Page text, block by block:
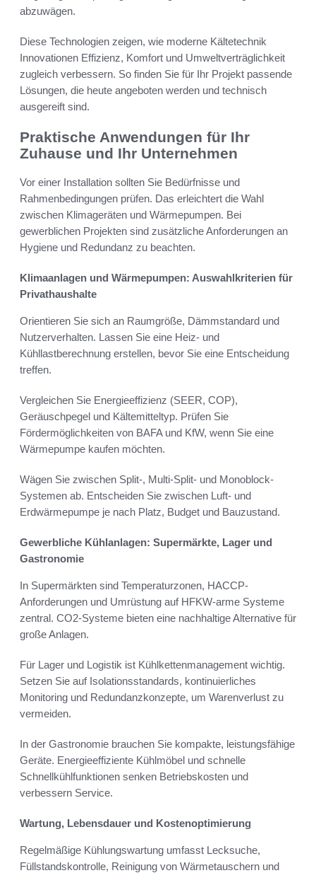
abzuwägen.
Diese Technologien zeigen, wie moderne Kältetechnik
Innovationen Effizienz, Komfort und Umweltverträglichkeit
zugleich verbessern. So finden Sie für Ihr Projekt passende
Lösungen, die heute angeboten werden und technisch
ausgereift sind.
Praktische Anwendungen für Ihr
Zuhause und Ihr Unternehmen
Vor einer Installation sollten Sie Bedürfnisse und
Rahmenbedingungen prüfen. Das erleichtert die Wahl
zwischen Klimageräten und Wärmepumpen. Bei
gewerblichen Projekten sind zusätzliche Anforderungen an
Hygiene und Redundanz zu beachten.
Klimaanlagen und Wärmepumpen: Auswahlkriterien für
Privathaushalte
Orientieren Sie sich an Raumgröße, Dämmstandard und
Nutzerverhalten. Lassen Sie eine Heiz- und
Kühllastberechnung erstellen, bevor Sie eine Entscheidung
treffen.
Vergleichen Sie Energieeffizienz (SEER, COP),
Geräuschpegel und Kältemitteltyp. Prüfen Sie
Fördermöglichkeiten von BAFA und KfW, wenn Sie eine
Wärmepumpe kaufen möchten.
Wägen Sie zwischen Split-, Multi-Split- und Monoblock-
Systemen ab. Entscheiden Sie zwischen Luft- und
Erdwärmepumpe je nach Platz, Budget und Bauzustand.
Gewerbliche Kühlanlagen: Supermärkte, Lager und
Gastronomie
In Supermärkten sind Temperaturzonen, HACCP-
Anforderungen und Umrüstung auf HFKW-arme Systeme
zentral. CO2-Systeme bieten eine nachhaltige Alternative für
große Anlagen.
Für Lager und Logistik ist Kühlkettenmanagement wichtig.
Setzen Sie auf Isolationsstandards, kontinuierliches
Monitoring und Redundanzkonzepte, um Warenverlust zu
vermeiden.
In der Gastronomie brauchen Sie kompakte, leistungsfähige
Geräte. Energieeffiziente Kühlmöbel und schnelle
Schnellkühlfunktionen senken Betriebskosten und
verbessern Service.
Wartung, Lebensdauer und Kostenoptimierung
Regelmäßige Kühlungswartung umfasst Lecksuche,
Füllstandskontrolle, Reinigung von Wärmetauschern und